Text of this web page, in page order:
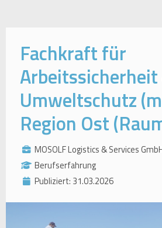
Fachkraft für
Umweltschutz
Region Ost
MOSOLF Logistics & Services
Berufserfahrung
Publiziert: 31.03.2026